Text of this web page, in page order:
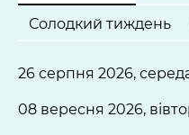
Солодкий тиждень
26 серпня 2026,
08 вересня 2026,